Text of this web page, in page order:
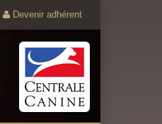
Devenir adhérent